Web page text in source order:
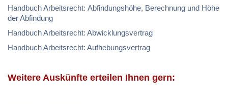
Handbuch Arbeitsrecht: Abfindungshöhe, Berechnung und Höhe
der Abfindung
Handbuch Arbeitsrecht: Abwicklungsvertrag
Handbuch Arbeitsrecht: Aufhebungsvertrag
Weitere Auskünfte erteilen Ihnen gern: